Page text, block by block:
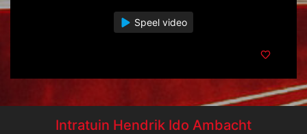
Speel video
Intratuin Hendrik Ido Ambacht